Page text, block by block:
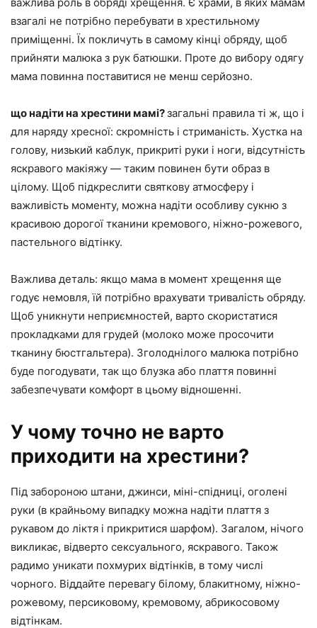
взагалі не потрібно перебувати в хрестильному
приміщенні. Їх покличуть в самому кінці обряду, щоб
прийняти малюка з рук батюшки. Проте до вибору одягу
мама повинна поставитися не менш серйозно.
що надіти на хрестини мамі?загальні правила ті ж, що і
для наряду хресної: скромність і стриманість. Хустка на
голову, низький каблук, прикриті руки і ноги, відсутність
яскравого макіяжу — таким повинен бути образ в
цілому. Щоб підкреслити святкову атмосферу і
важливість моменту, можна надіти особливу сукню з
красивою дорогої тканини кремового, ніжно-рожевого,
пастельного відтінку.
Важлива деталь: якщо мама в момент хрещення ще
годує немовля, їй потрібно врахувати тривалість обряду.
Щоб уникнути неприємностей, варто скористатися
прокладками для грудей (молоко може просочити
тканину бюстгальтера). Зголоднілого малюка потрібно
буде погодувати, так що блузка або плаття повинні
забезпечувати комфорт в цьому відношенні.
У чому точно не варто
приходити на хрестини?
Під забороною штани, джинси, міні-спідниці, оголені
руки (в крайньому випадку можна надіти плаття з
рукавом до ліктя і прикритися шарфом). Загалом, нічого
викликає, відверто сексуального, яскравого. Також
радимо уникати похмурих відтінків, в тому числі
чорного. Віддайте перевагу білому, блакитному, ніжно-
рожевому, персиковому, кремовому, абрикосовому
відтінкам.